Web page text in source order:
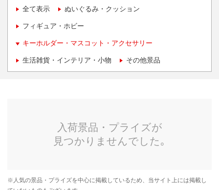
全て表示 ぬいぐるみ・クッション
フィギュア・ホビー
キーホルダー・マスコット・アクセサリー
生活雑貨・インテリア・小物 その他景品